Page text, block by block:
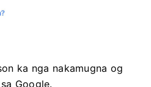
ka nga nakamugna og
Google.